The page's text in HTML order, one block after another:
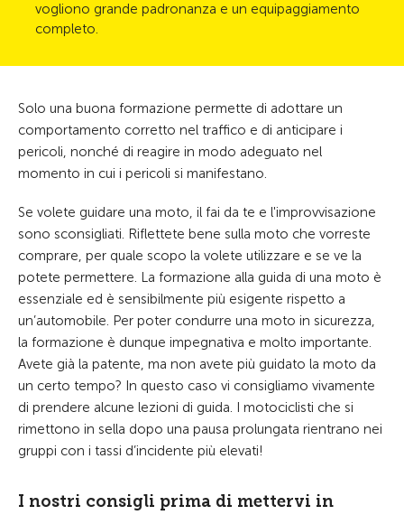
vogliono grande padronanza e un equipaggiamento
completo.
Solo una buona formazione permette di adottare un
comportamento corretto nel traffico e di anticipare i
pericoli, nonché di reagire in modo adeguato nel
momento in cui i pericoli si manifestano.
Se volete guidare una moto, il fai da te e l'improvvisazione
sono sconsigliati. Riflettete bene sulla moto che vorreste
comprare, per quale scopo la volete utilizzare e se ve la
potete permettere. La formazione alla guida di una moto è
essenziale ed è sensibilmente più esigente rispetto a
un’automobile. Per poter condurre una moto in sicurezza,
la formazione è dunque impegnativa e molto importante.
Avete già la patente, ma non avete più guidato la moto da
un certo tempo? In questo caso vi consigliamo vivamente
di prendere alcune lezioni di guida. I motociclisti che si
rimettono in sella dopo una pausa prolungata rientrano nei
gruppi con i tassi d’incidente più elevati!
I nostri consigli prima di mettervi in